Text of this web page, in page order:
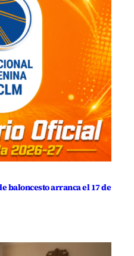
baloncesto arranca el 17 de